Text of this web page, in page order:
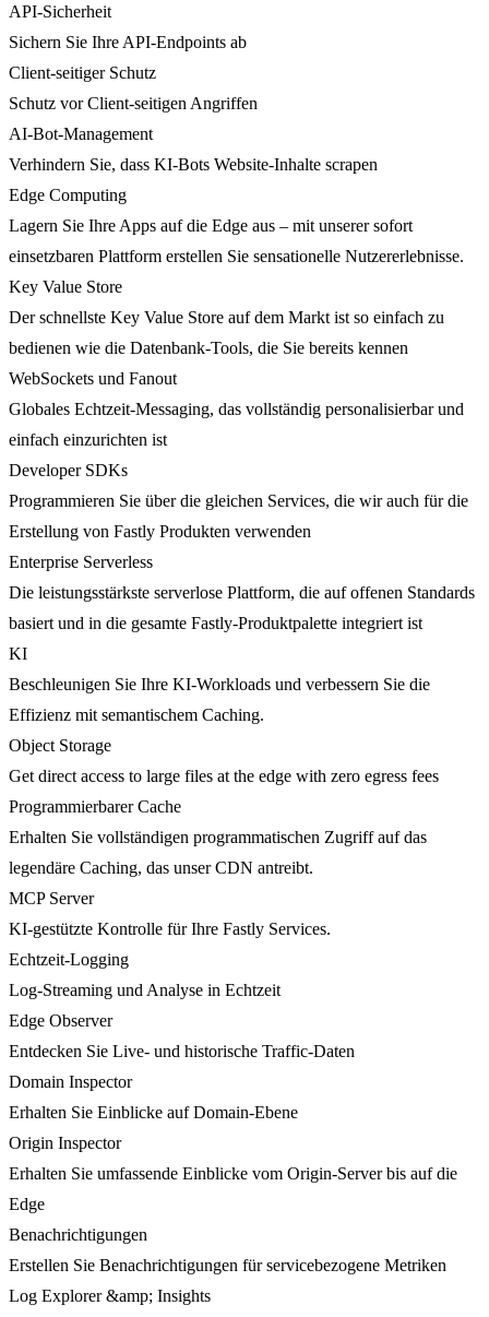
API-Sicherheit
Sichern Sie Ihre API-Endpoints ab
Client-seitiger Schutz
Schutz vor Client-seitigen Angriffen
AI-Bot-Management
Verhindern Sie, dass KI-Bots Website-Inhalte scrapen
Edge Computing
Lagern Sie Ihre Apps auf die Edge aus – mit unserer sofort
einsetzbaren Plattform erstellen Sie sensationelle Nutzererlebnisse.
Key Value Store
Der schnellste Key Value Store auf dem Markt ist so einfach zu
bedienen wie die Datenbank-Tools, die Sie bereits kennen
WebSockets und Fanout
Globales Echtzeit-Messaging, das vollständig personalisierbar und
einfach einzurichten ist
Developer SDKs
Programmieren Sie über die gleichen Services, die wir auch für die
Erstellung von Fastly Produkten verwenden
Enterprise Serverless
Die leistungsstärkste serverlose Plattform, die auf offenen Standards
basiert und in die gesamte Fastly-Produktpalette integriert ist
KI
Beschleunigen Sie Ihre KI-Workloads und verbessern Sie die
Effizienz mit semantischem Caching.
Object Storage
Get direct access to large files at the edge with zero egress fees
Programmierbarer Cache
Erhalten Sie vollständigen programmatischen Zugriff auf das
legendäre Caching, das unser CDN antreibt.
MCP Server
KI-gestützte Kontrolle für Ihre Fastly Services.
Echtzeit-Logging
Log-Streaming und Analyse in Echtzeit
Edge Observer
Entdecken Sie Live- und historische Traffic-Daten
Domain Inspector
Erhalten Sie Einblicke auf Domain-Ebene
Origin Inspector
Erhalten Sie umfassende Einblicke vom Origin-Server bis auf die
Edge
Benachrichtigungen
Erstellen Sie Benachrichtigungen für servicebezogene Metriken
Log Explorer &amp; Insights